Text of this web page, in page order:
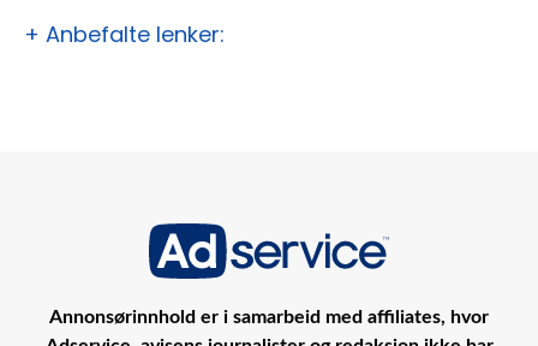
+ Anbefalte lenker:
Annonsørinnhold er i samarbeid med affiliates, hvor